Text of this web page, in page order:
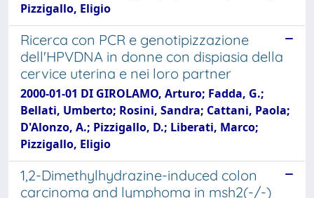
Pizzigallo, Eligio
Ricerca con PCR e genotipizzazione
dell'HPVDNA in donne con dispiasia della
cervice uterina e nei loro partner
2000-01-01 DI GIROLAMO, Arturo; Fadda, G.;
Bellati, Umberto; Rosini, Sandra; Cattani, Paola;
D'Alonzo, A.; Pizzigallo, D.; Liberati, Marco;
Pizzigallo, Eligio
1,2-Dimethylhydrazine-induced colon
carcinoma and lymphoma in msh2(-/-)